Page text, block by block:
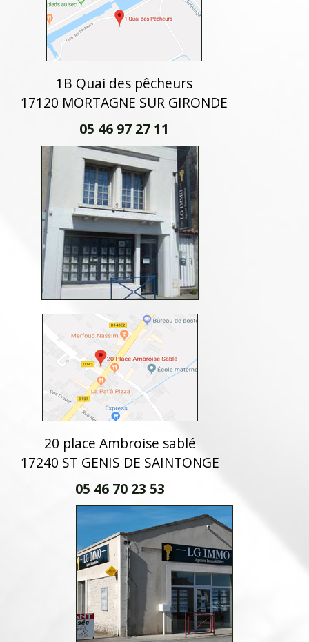
1B Quai des pêcheurs
17120 MORTAGNE SUR GIRONDE
05 46 97 27 11
20 place Ambroise sablé
17240 ST GENIS DE SAINTONGE
05 46 70 23 53